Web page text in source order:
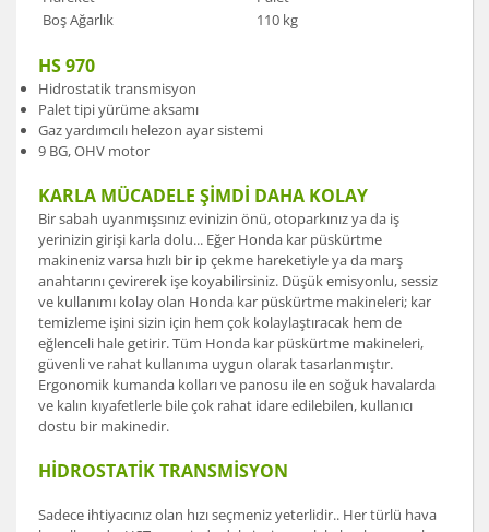
Boş Ağarlık
110 kg
HS 970
Hidrostatik transmisyon
Palet tipi yürüme aksamı
Gaz yardımcılı helezon ayar sistemi
9 BG, OHV motor
KARLA MÜCADELE ŞİMDİ DAHA KOLAY
Bir sabah uyanmışsınız evinizin önü, otoparkınız ya da iş
yerinizin girişi karla dolu... Eğer Honda kar püskürtme
makineniz varsa hızlı bir ip çekme hareketiyle ya da marş
anahtarını çevirerek işe koyabilirsiniz. Düşük emisyonlu, sessiz
ve kullanımı kolay olan Honda kar püskürtme makineleri; kar
temizleme işini sizin için hem çok kolaylaştıracak hem de
eğlenceli hale getirir. Tüm Honda kar püskürtme makineleri,
güvenli ve rahat kullanıma uygun olarak tasarlanmıştır.
Ergonomik kumanda kolları ve panosu ile en soğuk havalarda
ve kalın kıyafetlerle bile çok rahat idare edilebilen, kullanıcı
dostu bir makinedir.
HİDROSTATİK TRANSMİSYON
Sadece ihtiyacınız olan hızı seçmeniz yeterlidir.. Her türlü hava